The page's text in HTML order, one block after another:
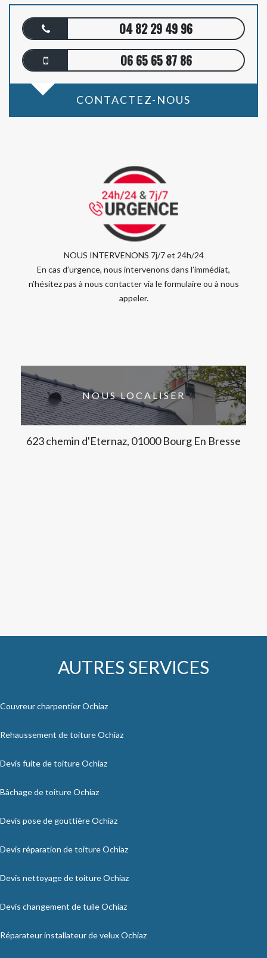
04 82 29 49 96
06 65 65 87 86
CONTACTEZ-NOUS
NOUS INTERVENONS 7j/7 et 24h/24
En cas d’urgence, nous intervenons dans l’immédiat,
n’hésitez pas à nous contacter via le formulaire ou à nous
appeler.
NOUS LOCALISER
623 chemin d'Eternaz, 01000 Bourg En Bresse
AUTRES SERVICES
Couvreur charpentier Ochiaz
Rehaussement de toiture Ochiaz
Devis fuite de toiture Ochiaz
Bâchage de toiture Ochiaz
Devis pose de gouttière Ochiaz
Devis réparation de toiture Ochiaz
Devis nettoyage de toiture Ochiaz
Devis changement de tuile Ochiaz
Réparateur installateur de velux Ochiaz